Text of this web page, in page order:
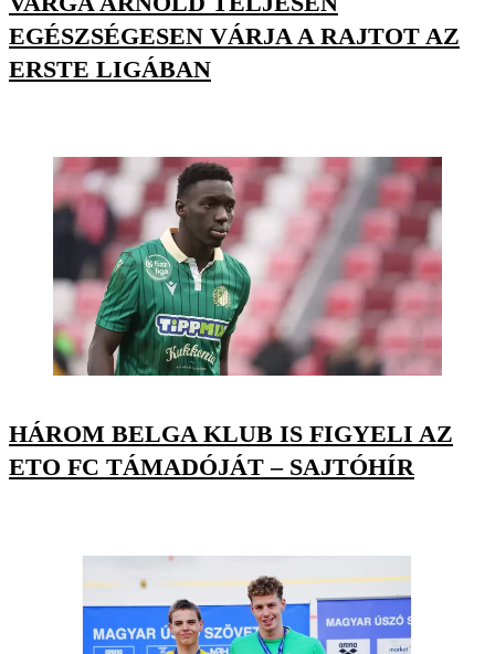
EGÉSZSÉGESEN VÁRJA A RAJTOT AZ
ERSTE LIGÁBAN
HÁROM BELGA KLUB IS FIGYELI AZ
ETO FC TÁMADÓJÁT – SAJTÓHÍR